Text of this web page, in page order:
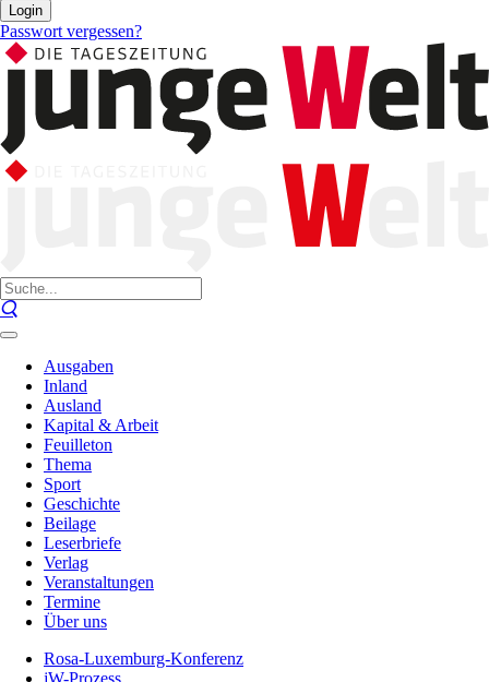
Login
Passwort vergessen?
Ausgaben
Inland
Ausland
Kapital & Arbeit
Feuilleton
Thema
Sport
Geschichte
Beilage
Leserbriefe
Verlag
Veranstaltungen
Termine
Über uns
Rosa-Luxemburg-Konferenz
jW-Prozess